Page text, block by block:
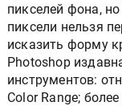
пикселей фона,
пиксели нельзя
исказить форму
Photoshop
инструментов:
Color Range;